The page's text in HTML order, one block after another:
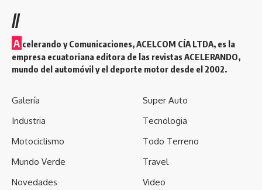
//
A celerando y Comunicaciones, ACELCOM CÍA LTDA, es la
empresa ecuatoriana editora de las revistas ACELERANDO,
mundo del automóvil y el deporte motor desde el 2002.
Galería
Industria
Motociclismo
Mundo Verde
Novedades
Super Auto
Tecnologia
Todo Terreno
Travel
Video